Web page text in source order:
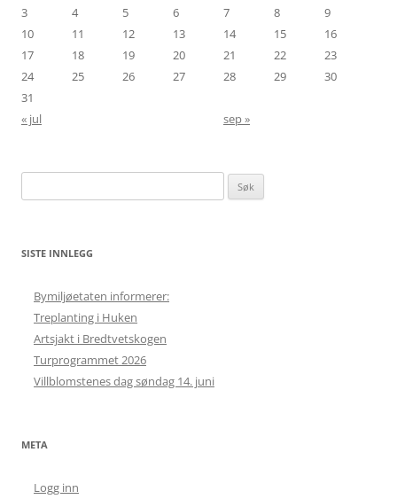
3
4 5 6 7 8
9
10
11 12 13 14 15
16
17
18 19 20 21 22
23
24
25 26 27 28 29
30
31
« jul
sep »
etter:
SISTE INNLEGG
Bymiljøetaten informerer:
Treplanting i Huken
Artsjakt i Bredtvetskogen
Turprogrammet 2026
Villblomstenes dag søndag 14. juni
META
Logg inn